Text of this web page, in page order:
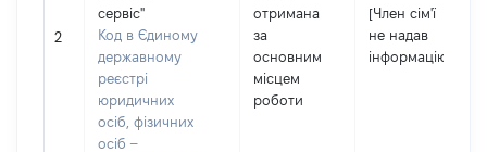
2
сервіс"
Код в Єдиному
державному
реєстрі
юридичних
осіб, фізичних
осіб –
отримана
за
основним
місцем
роботи
[Член сім'ї
не надав
інформацію]